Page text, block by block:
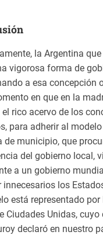
la Argentina que
vigorosa forma de
a esa concepción
en que en la
rico acervo de los
para adherir al
de municipio, que
del gobierno local,
a un gobierno
innecesarios los
está representado por
Ciudades Unidas, cuyo
declaró en nuestro